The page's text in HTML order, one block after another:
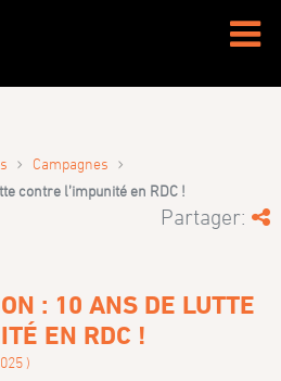
› Campagnes ›
contre l’impunité en RDC !
Partager:
: 10 ANS DE LUTTE
EN RDC !
)